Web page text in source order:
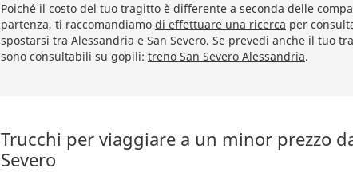
Poiché il costo del tuo tragitto è differente a seconda delle
partenza, ti raccomandiamo di effettuare una ricerca per
spostarsi tra Alessandria e San Severo. Se prevedi anche il tuo
sono consultabili su gopili: treno San Severo Alessandria.
Trucchi per viaggiare a un minor prezzo
Severo